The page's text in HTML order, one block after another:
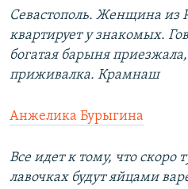
Севастополь. Женщина из
квартирует у знакомых.
богатая барыня
приживалка. Крамнаш
Анжелика Бурыгина
Все идет к тому, что скоро
лавочках будут яйцами